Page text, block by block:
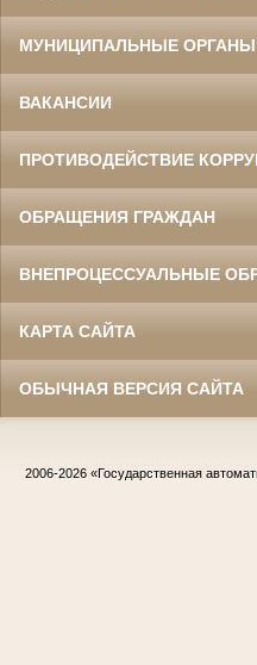
МУНИЦИПАЛЬНЫЕ ОРГАНЫ
ВАКАНСИИ
ПРОТИВОДЕЙСТВИЕ
ОБРАЩЕНИЯ ГРАЖДАН
ВНЕПРОЦЕССУАЛЬНЫЕ
КАРТА САЙТА
ОБЫЧНАЯ ВЕРСИЯ САЙТА
2006-2026 «Государственная